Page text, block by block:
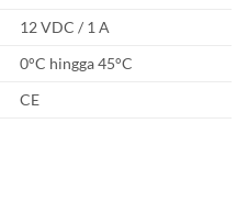
12 VDC / 1 A
0°C hingga 45°C
CE